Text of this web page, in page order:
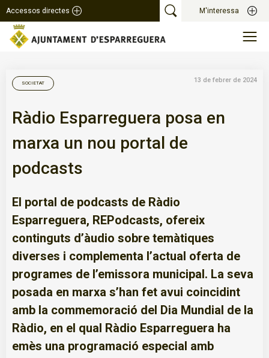
Accessos directes M'interessa
SOCIETAT 13 de febrer de 2024
Ràdio Esparreguera posa en
marxa un nou portal de
podcasts
El portal de podcasts de Ràdio
Esparreguera, REPodcasts, ofereix
continguts d’àudio sobre temàtiques
diverses i complementa l’actual oferta de
programes de l’emissora municipal. La seva
posada en marxa s’han fet avui coincidint
amb la commemoració del Dia Mundial de la
Ràdio, en el qual Ràdio Esparreguera ha
emès una programació especial amb